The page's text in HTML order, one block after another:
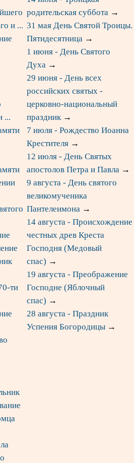
и ...
...
ти
родительская суббота →
31 мая День Святой Троицы.
Пятидесятница →
1 июня - День Святого
Духа →
29 июня - День всех
российских святых -
церковно-национальный
праздник→
7 июля - Рождество Иоанна
Крестителя →
12 июля - День Святых
апостолов Петра и Павла →
9 августа - День святого
великомученика
Пантелеимона →
14 августа - Происхождение
честных древ Креста
Господня (Медовый
спас) →
19 августа - Преображение
Господне (Яблочный
спас) →
28 августа - Праздник
Успения Богородицы →